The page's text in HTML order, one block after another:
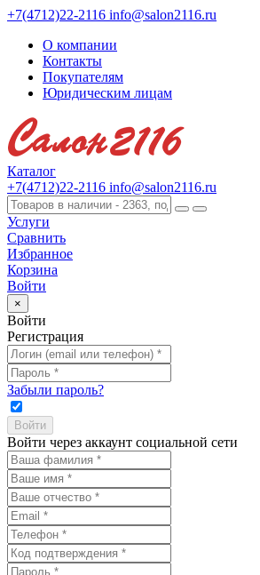
+7(4712)22-2116 info@salon2116.ru
О компании
Контакты
Покупателям
Юридическим лицам
Каталог
+7(4712)22-2116 info@salon2116.ru
Услуги
Сравнить
Избранное
Корзина
Войти
×
Войти
Регистрация
Забыли пароль?
Войти через аккаунт социальной сети